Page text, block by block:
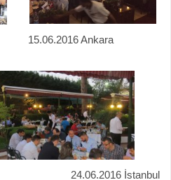
15.06.2016 Ankara
24.06.2016 İstanbul